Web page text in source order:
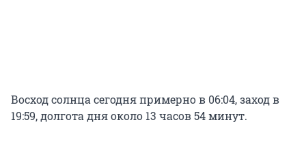
Восход солнца сегодня примерно в 06:04, заход в
19:59, долгота дня около 13 часов 54 минут.